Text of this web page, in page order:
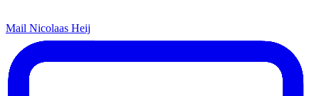
Mail Nicolaas Heij